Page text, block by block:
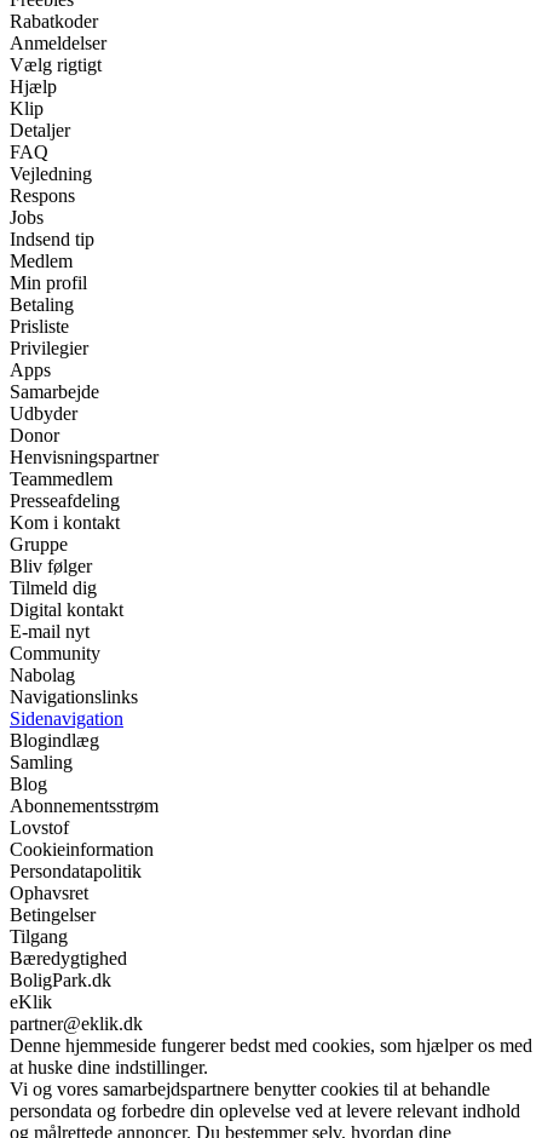
Rabatkoder
Anmeldelser
Vælg rigtigt
Hjælp
Klip
Detaljer
FAQ
Vejledning
Respons
Jobs
Indsend tip
Medlem
Min profil
Betaling
Prisliste
Privilegier
Apps
Samarbejde
Udbyder
Donor
Henvisningspartner
Teammedlem
Presseafdeling
Kom i kontakt
Gruppe
Bliv følger
Tilmeld dig
Digital kontakt
E-mail nyt
Community
Nabolag
Navigationslinks
Sidenavigation
Blogindlæg
Samling
Blog
Abonnementsstrøm
Lovstof
Cookieinformation
Persondatapolitik
Ophavsret
Betingelser
Tilgang
Bæredygtighed
BoligPark.dk
eKlik
partner@eklik.dk
Denne hjemmeside fungerer bedst med cookies, som hjælper os med
at huske dine indstillinger.
Vi og vores samarbejdspartnere benytter cookies til at behandle
persondata og forbedre din oplevelse ved at levere relevant indhold
og målrettede annoncer. Du bestemmer selv, hvordan dine